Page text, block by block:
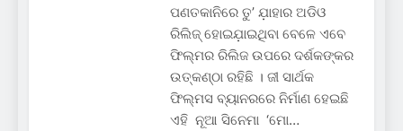
ପଣତକାନିରେ ତୁ’ ଯ଼ାହାର ଅଡିଓ
ରିଲିଜ୍ ହୋଇଯ଼ାଇଥିବା ବେଳେ ଏବେ
ଫିଲ୍ମର ରିଲିଜ ଉପରେ ଦର୍ଶକଙ୍କର
ଉତ୍କଣ୍ଠା ରହିଛି । ଜୀ ସାର୍ଥକ
ଫିଲ୍ମସ ବ୍ୟାନରରେ ନିର୍ମାଣ ହେଇଛି
ଏହି ନୂଆ ସିନେମା ‘ମୋ…